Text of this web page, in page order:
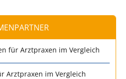
für Arztpraxen im Vergleich
Arztpraxen im Vergleich